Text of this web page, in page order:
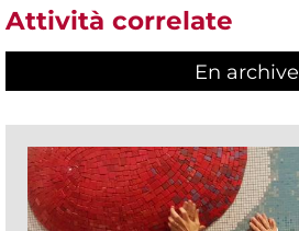
Attività correlate
En archive